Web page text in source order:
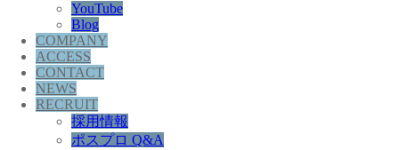
YouTube
Blog
COMPANY
ACCESS
CONTACT
NEWS
RECRUIT
採用情報
ポスプロ Q&A